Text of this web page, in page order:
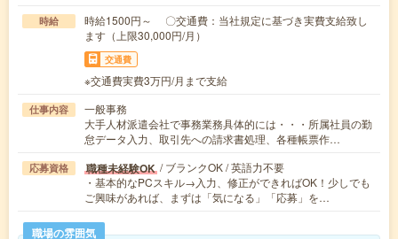
時給
時給1500円～ 〇交通費：当社規定に基づき実費支給致し
ます（上限30,000円/月）
交通費
※交通費実費3万円/月まで支給
仕事内容
一般事務
大手人材派遣会社で事務業務具体的には・・・所属社員の勤
怠データ入力、取引先への請求書処理、各種帳票作…
応募資格 職種未経験OK / ブランクOK / 英語力不要
・基本的なPCスキル→入力、修正ができればOK！少しでも
ご興味があれば、まずは「気になる」「応募」を…
職場の雰囲気